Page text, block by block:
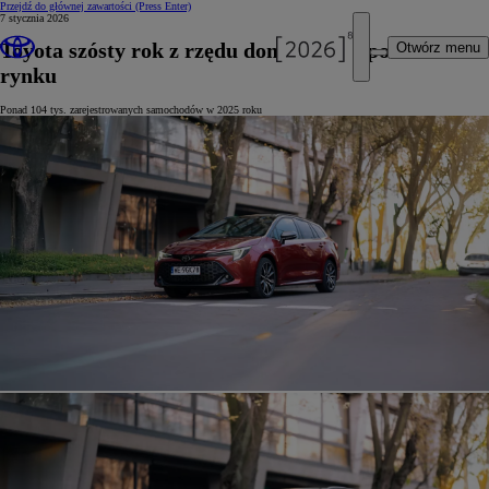
Przejdź do głównej zawartości (Press Enter)
Otwórz menu
7 stycznia 2026
Toyota szósty rok z rzędu dominuje na polskim
rynku
Ponad 104 tys. zarejestrowanych samochodów w 2025 roku